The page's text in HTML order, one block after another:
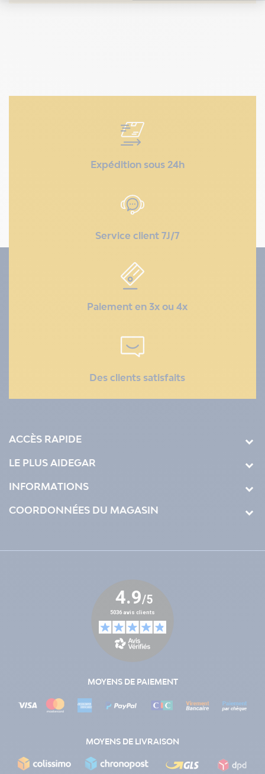
Expédition sous 24h
Service client 7J/7
Paiement en 3x ou 4x
Des clients satisfaits
ACCÈS RAPIDE
LE PLUS AIDEGAR
INFORMATIONS
COORDONNÉES DU MAGASIN
MOYENS DE PAIEMENT
MOYENS DE LIVRAISON